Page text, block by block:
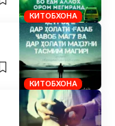
КИТОБХОНА
КИТОБХОНА